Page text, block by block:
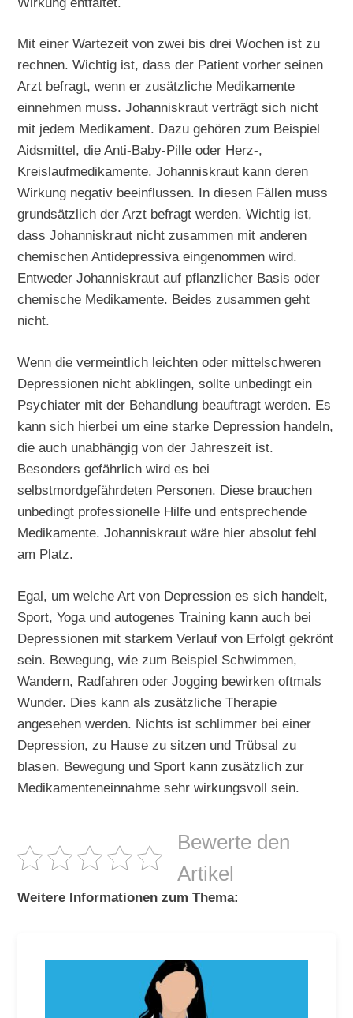
Mit einer Wartezeit von zwei bis drei Wochen ist zu
rechnen. Wichtig ist, dass der Patient vorher seinen
Arzt befragt, wenn er zusätzliche Medikamente
einnehmen muss. Johanniskraut verträgt sich nicht
mit jedem Medikament. Dazu gehören zum Beispiel
Aidsmittel, die Anti-Baby-Pille oder Herz-,
Kreislaufmedikamente. Johanniskraut kann deren
Wirkung negativ beeinflussen. In diesen Fällen muss
grundsätzlich der Arzt befragt werden. Wichtig ist,
dass Johanniskraut nicht zusammen mit anderen
chemischen Antidepressiva eingenommen wird.
Entweder Johanniskraut auf pflanzlicher Basis oder
chemische Medikamente. Beides zusammen geht
nicht.
Wenn die vermeintlich leichten oder mittelschweren
Depressionen nicht abklingen, sollte unbedingt ein
Psychiater mit der Behandlung beauftragt werden. Es
kann sich hierbei um eine starke Depression handeln,
die auch unabhängig von der Jahreszeit ist.
Besonders gefährlich wird es bei
selbstmordgefährdeten Personen. Diese brauchen
unbedingt professionelle Hilfe und entsprechende
Medikamente. Johanniskraut wäre hier absolut fehl
am Platz.
Egal, um welche Art von Depression es sich handelt,
Sport, Yoga und autogenes Training kann auch bei
Depressionen mit starkem Verlauf von Erfolgt gekrönt
sein. Bewegung, wie zum Beispiel Schwimmen,
Wandern, Radfahren oder Jogging bewirken oftmals
Wunder. Dies kann als zusätzliche Therapie
angesehen werden. Nichts ist schlimmer bei einer
Depression, zu Hause zu sitzen und Trübsal zu
blasen. Bewegung und Sport kann zusätzlich zur
Medikamenteneinnahme sehr wirkungsvoll sein.
Bewerte den
Artikel
Weitere Informationen zum Thema: